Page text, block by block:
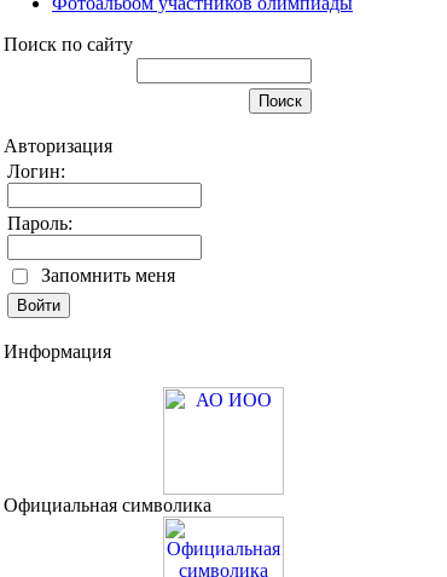
Поиск по сайту
Авторизация
Логин:
Пароль:
Запомнить меня
Информация
Официальная символика